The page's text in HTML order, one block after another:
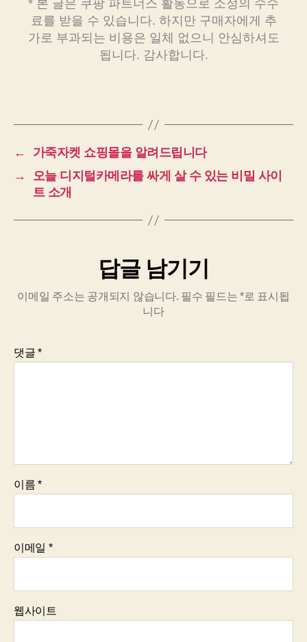
* 본 글은 쿠팡 파트너스 활동으로 소정의 수수
료를 받을 수 있습니다. 하지만 구매자에게 추
가로 부과되는 비용은 일체 없으니 안심하셔도
됩니다. 감사합니다.
←
가죽자켓 쇼핑몰을 알려드립니다
→
오늘 디지털카메라를 싸게 살 수 있는 비밀 사이
트 소개
답글 남기기
이메일 주소는 공개되지 않습니다. 필수 필드는*로 표시됩
니다
댓글*
이름*
이메일 *
웹사이트